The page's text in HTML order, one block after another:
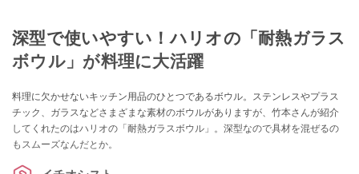
深型で使いやすい！ハリオの「耐熱ガラス
ボウル」が料理に大活躍
料理に欠かせないキッチン用品のひとつであるボウル。ステンレスやプラス
チック、ガラスなどさまざまな素材のボウルがありますが、竹本さんが紹介
してくれたのはハリオの「耐熱ガラスボウル」。深型なので具材を混ぜるの
もスムーズなんだとか。